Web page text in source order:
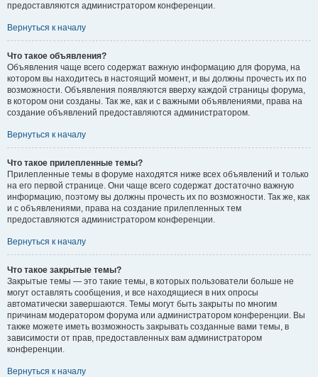
предоставляются администратором конференции.
Вернуться к началу
Что такое объявления?
Объявления чаще всего содержат важную информацию для форума, на
котором вы находитесь в настоящий момент, и вы должны прочесть их по
возможности. Объявления появляются вверху каждой страницы форума,
в котором они созданы. Так же, как и с важными объявлениями, права на
создание объявлений предоставляются администратором.
Вернуться к началу
Что такое прилепленные темы?
Прилепленные темы в форуме находятся ниже всех объявлений и только
на его первой странице. Они чаще всего содержат достаточно важную
информацию, поэтому вы должны прочесть их по возможности. Так же, как
и с объявлениями, права на создание прилепленных тем
предоставляются администратором конференции.
Вернуться к началу
Что такое закрытые темы?
Закрытые темы — это такие темы, в которых пользователи больше не
могут оставлять сообщения, и все находящиеся в них опросы
автоматически завершаются. Темы могут быть закрыты по многим
причинам модератором форума или администратором конференции. Вы
также можете иметь возможность закрывать созданные вами темы, в
зависимости от прав, предоставленных вам администратором
конференции.
Вернуться к началу